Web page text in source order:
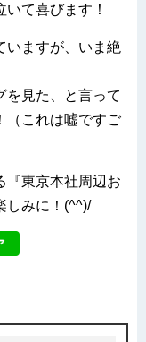
て喜びます！
いますが、いま絶
を見た、と言って
（これは嘘ですご
『東京本社周辺お
しみに！(^^)/